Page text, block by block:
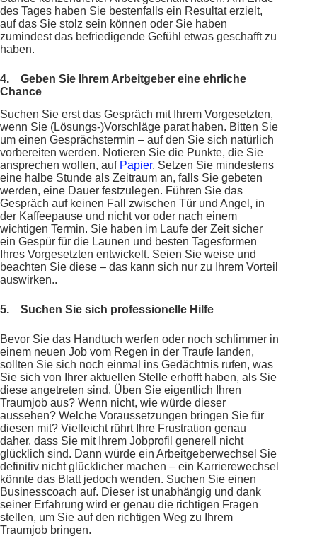
des Tages haben Sie bestenfalls ein Resultat erzielt,
auf das Sie stolz sein können oder Sie haben
zumindest das befriedigende Gefühl etwas geschafft zu
haben.
4. Geben Sie Ihrem Arbeitgeber eine ehrliche
Chance
Suchen Sie erst das Gespräch mit Ihrem Vorgesetzten,
wenn Sie (Lösungs-)Vorschläge parat haben. Bitten Sie
um einen Gesprächstermin – auf den Sie sich natürlich
vorbereiten werden. Notieren Sie die Punkte, die Sie
ansprechen wollen, auf Papier. Setzen Sie mindestens
eine halbe Stunde als Zeitraum an, falls Sie gebeten
werden, eine Dauer festzulegen. Führen Sie das
Gespräch auf keinen Fall zwischen Tür und Angel, in
der Kaffeepause und nicht vor oder nach einem
wichtigen Termin. Sie haben im Laufe der Zeit sicher
ein Gespür für die Launen und besten Tagesformen
Ihres Vorgesetzten entwickelt. Seien Sie weise und
beachten Sie diese – das kann sich nur zu Ihrem Vorteil
auswirken..
5. Suchen Sie sich professionelle Hilfe
Bevor Sie das Handtuch werfen oder noch schlimmer in
einem neuen Job vom Regen in der Traufe landen,
sollten Sie sich noch einmal ins Gedächtnis rufen, was
Sie sich von Ihrer aktuellen Stelle erhofft haben, als Sie
diese angetreten sind. Üben Sie eigentlich Ihren
Traumjob aus? Wenn nicht, wie würde dieser
aussehen? Welche Voraussetzungen bringen Sie für
diesen mit? Vielleicht rührt Ihre Frustration genau
daher, dass Sie mit Ihrem Jobprofil generell nicht
glücklich sind. Dann würde ein Arbeitgeberwechsel Sie
definitiv nicht glücklicher machen – ein Karrierewechsel
könnte das Blatt jedoch wenden. Suchen Sie einen
Businesscoach auf. Dieser ist unabhängig und dank
seiner Erfahrung wird er genau die richtigen Fragen
stellen, um Sie auf den richtigen Weg zu Ihrem
Traumjob bringen.